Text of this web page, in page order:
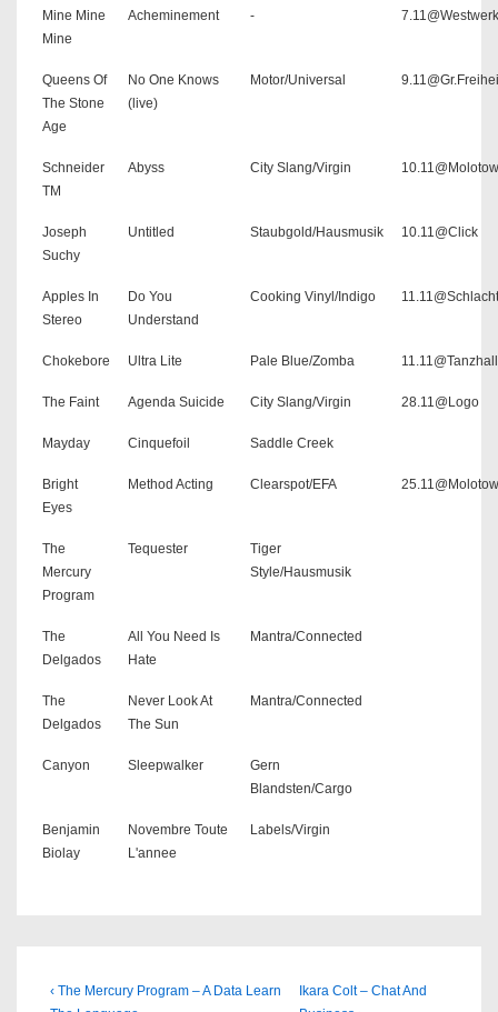
Mine Mine
Mine
Acheminement - 7.11@Westwerk
Queens Of
The Stone
Age
No One Knows
(live)
Motor/Universal
Schneider
TM
Abyss City Slang/Virgin 10.11@Molotow
Joseph
Suchy
Untitled Staubgold/Hausmusik 10.11@Click
Apples In
Stereo
Do You
Understand
Cooking Vinyl/Indigo
Chokebore Ultra Lite Pale Blue/Zomba
The Faint Agenda Suicide City Slang/Virgin 28.11@Logo
Mayday Cinquefoil Saddle Creek
Bright
Eyes
Method Acting Clearspot/EFA 25.11@Molotow
The
Mercury
Program
Tequester
Tiger
Style/Hausmusik
The
Delgados
All You Need Is
Hate
Mantra/Connected
The
Delgados
Never Look At
The Sun
Mantra/Connected
Canyon Sleepwalker
Gern
Blandsten/Cargo
Benjamin
Biolay
Novembre Toute
L'annee
Labels/Virgin
Beitragsnavigation
Previous
‹ The Mercury Program – A Data Learn
Next
Ikara Colt – Chat And